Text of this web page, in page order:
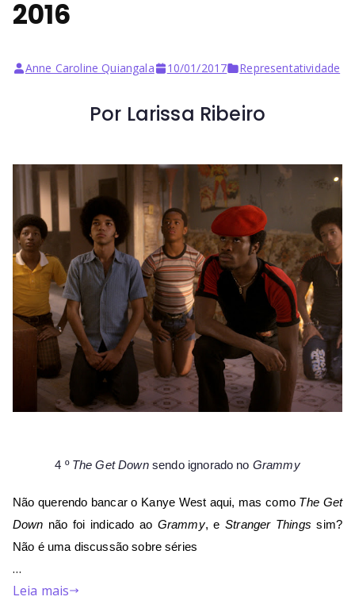
2016
Anne Caroline Quiangala 10/01/2017 Representatividade
Por Larissa Ribeiro
4 º The Get Down sendo ignorado no Grammy
Não querendo bancar o Kanye West aqui, mas como The Get
Down não foi indicado ao Grammy, e Stranger Things sim?
Não é uma discussão sobre séries
…
Leia mais